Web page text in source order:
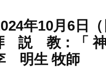
年10月6日
説 教：「
明生 牧師